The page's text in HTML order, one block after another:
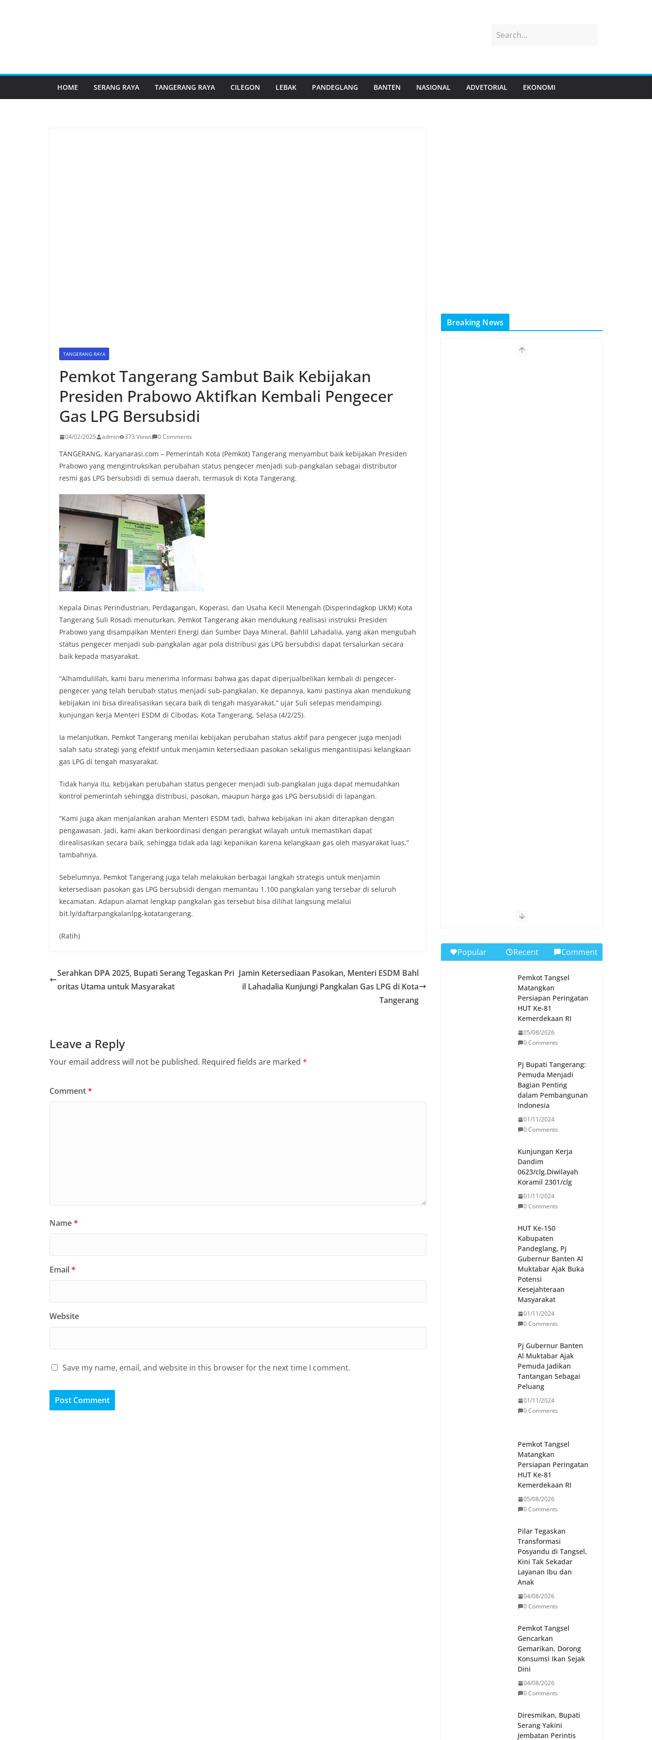
HOME SERANG RAYA TANGERANG RAYA CILEGON LEBAK PANDEGLANG BANTEN NASIONAL ADVETORIAL EKONOMI
TANGERANG RAYA
Pemkot Tangerang Sambut Baik Kebijakan
Presiden Prabowo Aktifkan Kembali Pengecer
Gas LPG Bersubsidi
04/02/2025 admin 373 Views 0 Comments
TANGERANG, Karyanarasi.com – Pemerintah Kota (Pemkot) Tangerang menyambut baik kebijakan Presiden
Prabowo yang mengintruksikan perubahan status pengecer menjadi sub-pangkalan sebagai distributor
resmi gas LPG bersubsidi di semua daerah, termasuk di Kota Tangerang.
Kepala Dinas Perindustrian, Perdagangan, Koperasi, dan Usaha Kecil Menengah (Disperindagkop UKM) Kota
Tangerang Suli Rosadi menuturkan, Pemkot Tangerang akan mendukung realisasi instruksi Presiden
Prabowo yang disampaikan Menteri Energi dan Sumber Daya Mineral, Bahlil Lahadalia, yang akan mengubah
status pengecer menjadi sub-pangkalan agar pola distribusi gas LPG bersubdisi dapat tersalurkan secara
baik kepada masyarakat.
“Alhamdulillah, kami baru menerima informasi bahwa gas dapat diperjualbelikan kembali di pengecer-
pengecer yang telah berubah status menjadi sub-pangkalan. Ke depannya, kami pastinya akan mendukung
kebijakan ini bisa direalisasikan secara baik di tengah masyarakat,” ujar Suli selepas mendampingi
kunjungan kerja Menteri ESDM di Cibodas, Kota Tangerang, Selasa (4/2/25).
Ia melanjutkan, Pemkot Tangerang menilai kebijakan perubahan status aktif para pengecer juga menjadi
salah satu strategi yang efektif untuk menjamin ketersediaan pasokan sekaligus mengantisipasi kelangkaan
gas LPG di tengah masyarakat.
Tidak hanya itu, kebijakan perubahan status pengecer menjadi sub-pangkalan juga dapat memudahkan
kontrol pemerintah sehingga distribusi, pasokan, maupun harga gas LPG bersubsidi di lapangan.
“Kami juga akan menjalankan arahan Menteri ESDM tadi, bahwa kebijakan ini akan diterapkan dengan
pengawasan. Jadi, kami akan berkoordinasi dengan perangkat wilayah untuk memastikan dapat
direalisasikan secara baik, sehingga tidak ada lagi kepanikan karena kelangkaan gas oleh masyarakat luas,”
tambahnya.
Sebelumnya, Pemkot Tangerang juga telah melakukan berbagai langkah strategis untuk menjamin
ketersediaan pasokan gas LPG bersubsidi dengan memantau 1.100 pangkalan yang tersebar di seluruh
kecamatan. Adapun alamat lengkap pangkalan gas tersebut bisa dilihat langsung melalui
bit.ly/daftarpangkalanlpg-kotatangerang.
(Ratih)
Serahkan DPA 2025, Bupati Serang Tegaskan Pri
oritas Utama untuk Masyarakat
Jamin Ketersediaan Pasokan, Menteri ESDM Bahl
il Lahadalia Kunjungi Pangkalan Gas LPG di Kota
Tangerang
Leave a Reply
Your email address will not be published. Required fields are marked *
Comment*
Name*
Email*
Website
Save my name, email, and website in this browser for the next time I comment.
Breaking News
Popular Recent Comment
Pemkot Tangsel
Matangkan
Persiapan Peringatan
HUT Ke-81
Kemerdekaan RI
05/08/2026
0 Comments
Pj Bupati Tangerang:
Pemuda Menjadi
Bagian Penting
dalam Pembangunan
Indonesia
01/11/2024
0 Comments
Kunjungan Kerja
Dandim
0623/clg.Diwilayah
Koramil 2301/clg
01/11/2024
0 Comments
HUT Ke-150
Kabupaten
Pandeglang, Pj
Gubernur Banten Al
Muktabar Ajak Buka
Potensi
Kesejahteraan
Masyarakat
01/11/2024
0 Comments
Pj Gubernur Banten
Al Muktabar Ajak
Pemuda Jadikan
Tantangan Sebagai
Peluang
01/11/2024
0 Comments
Pemkot Tangsel
Matangkan
Persiapan Peringatan
HUT Ke-81
Kemerdekaan RI
05/08/2026
0 Comments
Pilar Tegaskan
Transformasi
Posyandu di Tangsel,
Kini Tak Sekadar
Layanan Ibu dan
Anak
04/08/2026
0 Comments
Pemkot Tangsel
Gencarkan
Gemarikan, Dorong
Konsumsi Ikan Sejak
Dini
04/08/2026
0 Comments
Diresmikan, Bupati
Serang Yakini
Jembatan Perintis